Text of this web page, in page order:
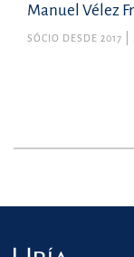
Manuel Vélez
SÓCIO DESDE 2017